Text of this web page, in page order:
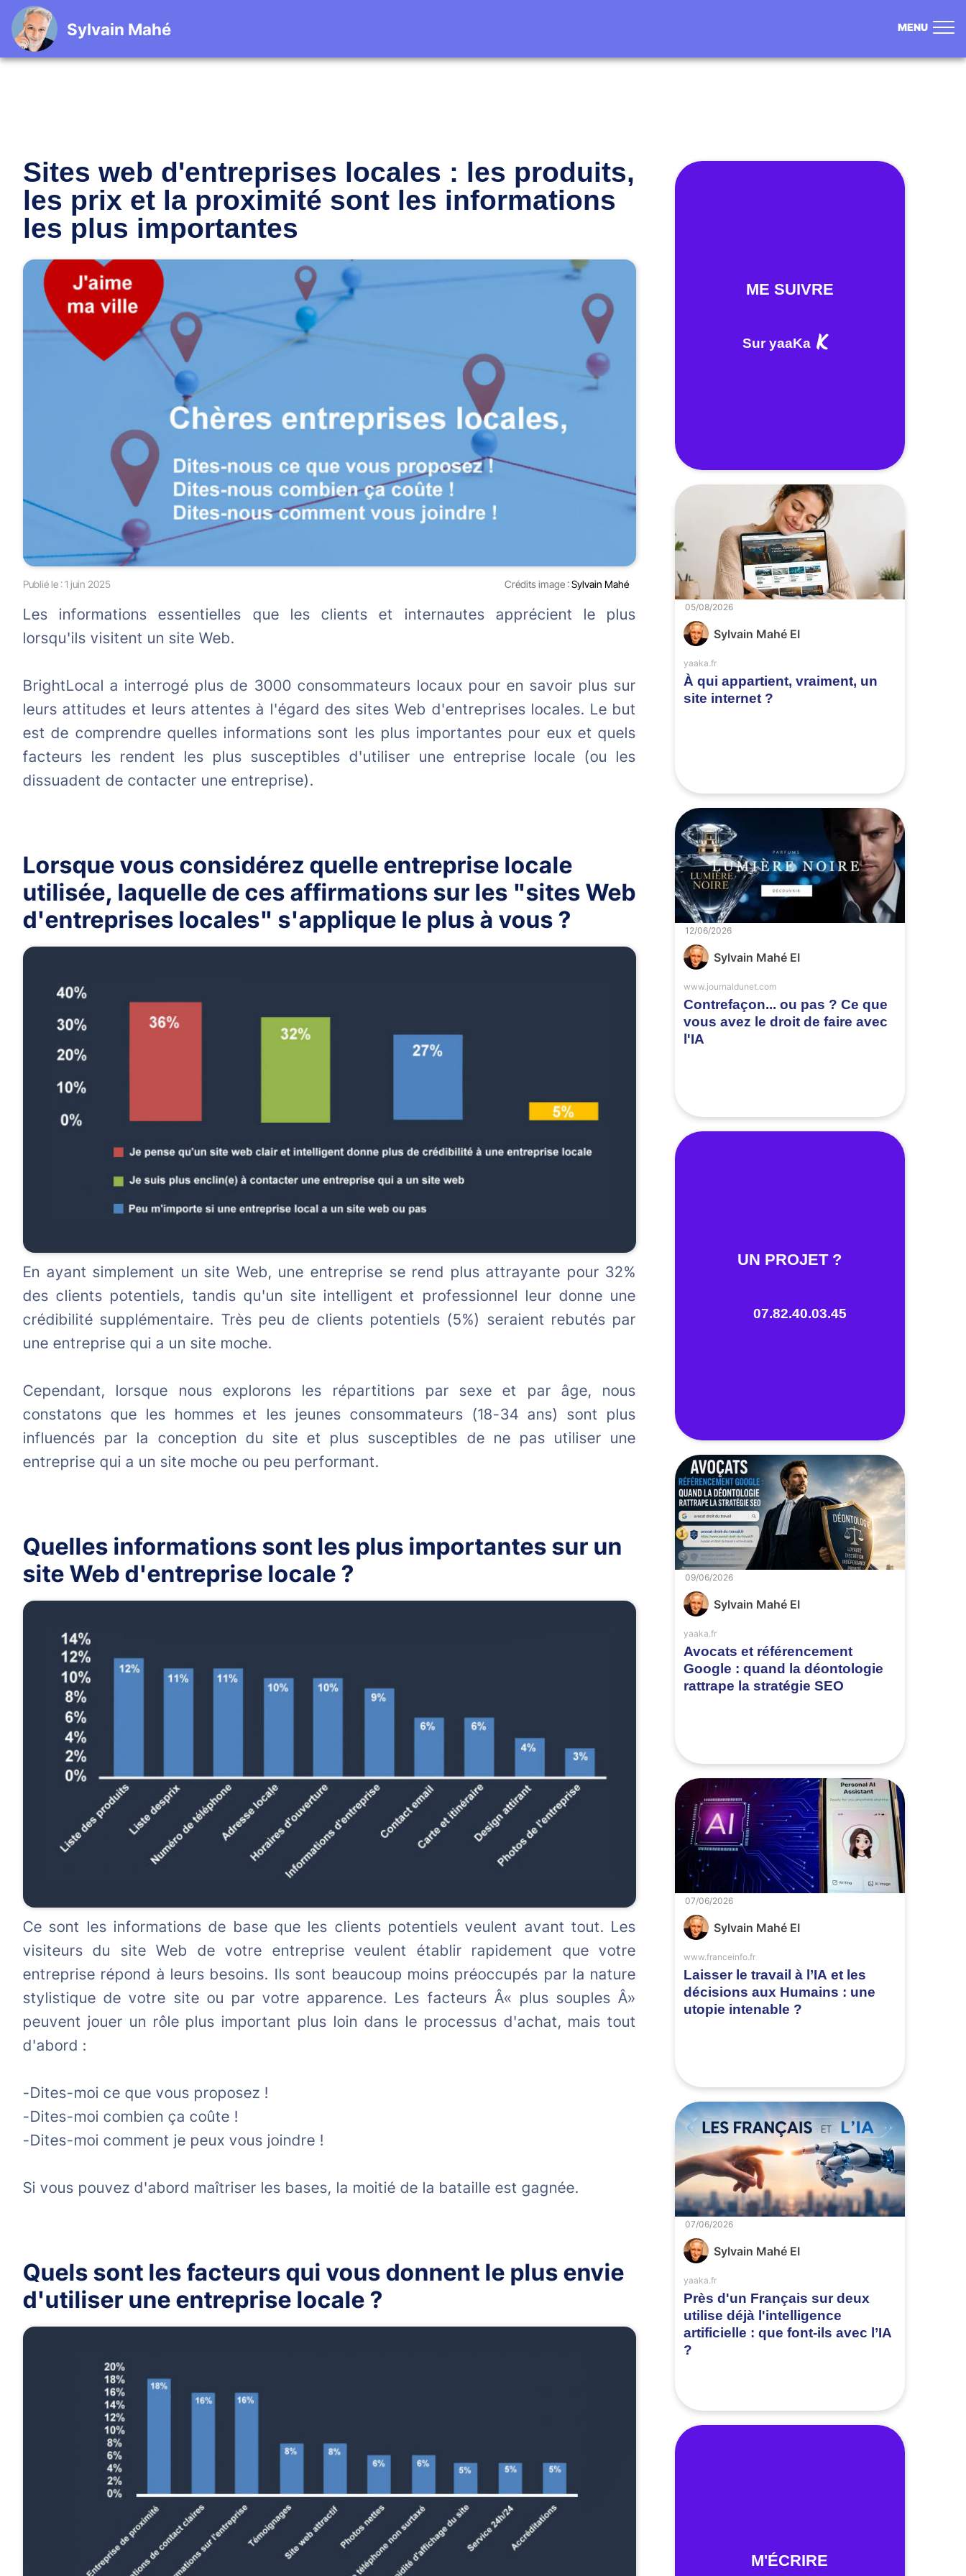
MENU
Sylvain Mahé
Sites web d'entreprises locales : les produits,
les prix et la proximité sont les informations
les plus importantes
Publié le :1 juin 2025 Crédits image :Sylvain Mahé
Les informations essentielles que les clients et internautes apprécient le plus
lorsqu'ils visitent un site Web.
BrightLocal a interrogé plus de 3000 consommateurs locaux pour en savoir plus sur
leurs attitudes et leurs attentes à l'égard des sites Web d'entreprises locales. Le but
est de comprendre quelles informations sont les plus importantes pour eux et quels
facteurs les rendent les plus susceptibles d'utiliser une entreprise locale (ou les
dissuadent de contacter une entreprise).
Lorsque vous considérez quelle entreprise locale
utilisée, laquelle de ces affirmations sur les "sites Web
d'entreprises locales" s'applique le plus à vous ?
En ayant simplement un site Web, une entreprise se rend plus attrayante pour 32%
des clients potentiels, tandis qu'un site intelligent et professionnel leur donne une
crédibilité supplémentaire. Très peu de clients potentiels (5%) seraient rebutés par
une entreprise qui a un site moche.
Cependant, lorsque nous explorons les répartitions par sexe et par âge, nous
constatons que les hommes et les jeunes consommateurs (18-34 ans) sont plus
influencés par la conception du site et plus susceptibles de ne pas utiliser une
entreprise qui a un site moche ou peu performant.
Quelles informations sont les plus importantes sur un
site Web d'entreprise locale ?
Ce sont les informations de base que les clients potentiels veulent avant tout. Les
visiteurs du site Web de votre entreprise veulent établir rapidement que votre
entreprise répond à leurs besoins. Ils sont beaucoup moins préoccupés par la nature
stylistique de votre site ou par votre apparence. Les facteurs Â« plus souples Â»
peuvent jouer un rôle plus important plus loin dans le processus d'achat, mais tout
d'abord :
-Dites-moi ce que vous proposez !
-Dites-moi combien ça coûte !
-Dites-moi comment je peux vous joindre !
Si vous pouvez d'abord maîtriser les bases, la moitié de la bataille est gagnée.
Quels sont les facteurs qui vous donnent le plus envie
d'utiliser une entreprise locale ?
ME SUIVRE
Sur yaaKa
Sylvain Mahé EI
À qui appartient, vraiment, un
site internet ?
yaaka.fr
05/08/2026
Sylvain Mahé EI
Contrefaçon... ou pas ? Ce que
vous avez le droit de faire avec
l'IA
www.journaldunet.com
12/06/2026
UN PROJET ?
07.82.40.03.45
Sylvain Mahé EI
Avocats et référencement
Google : quand la déontologie
rattrape la stratégie SEO
yaaka.fr
09/06/2026
Sylvain Mahé EI
Laisser le travail à l’IA et les
décisions aux Humains : une
utopie intenable ?
www.franceinfo.fr
07/06/2026
Sylvain Mahé EI
Près d'un Français sur deux
utilise déjà l'intelligence
artificielle : que font-ils avec l’IA
?
yaaka.fr
07/06/2026
M'ÉCRIRE